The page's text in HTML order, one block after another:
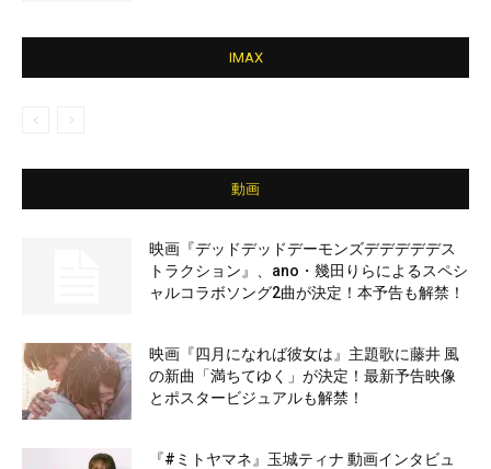
IMAX
動画
映画『デッドデッドデーモンズデデデデデス
トラクション』、ano・幾田りらによるスペシ
ャルコラボソング2曲が決定！本予告も解禁！
映画『四月になれば彼女は』主題歌に藤井 風
の新曲「満ちてゆく」が決定！最新予告映像
とポスタービジュアルも解禁！
『#ミトヤマネ』玉城ティナ 動画インタビュ